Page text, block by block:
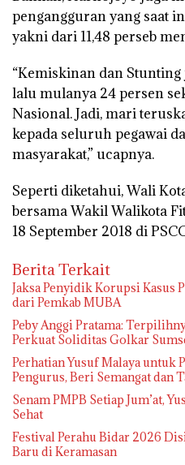
pengangguran yang saat
yakni dari 11,48 perseb
“Kemiskinan dan
lalu mulanya 24 persen
Nasional. Jadi, mari
kepada seluruh pegawai
masyarakat,” ucapnya.
Seperti diketahui, Wali
bersama Wakil Walikota
18 September 2018 di
Berita Terkait
Jaksa Penyidik Korupsi Kasus
dari Pemkab MUBA
Peby Anggi Pratama:
Perkuat Soliditas Golkar
Perhatian Yusuf Malaya untuk
Pengurus, Beri Semangat dan
Senam PMPB Setiap Jum’at,
Sehat
Festival Perahu Bidar 2026
Baru di Keramasan